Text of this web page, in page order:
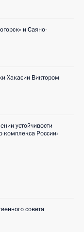
и Саяно-
Хакасии Виктором
устойчивости
комплекса России»
совета